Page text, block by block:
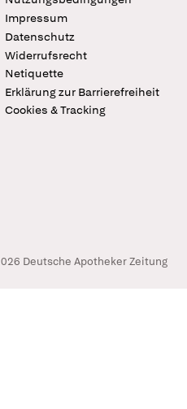
Impressum
Datenschutz
Widerrufsrecht
Netiquette
Erklärung zur Barrierefreiheit
Cookies & Tracking
Deutsche Apotheker Zeitung